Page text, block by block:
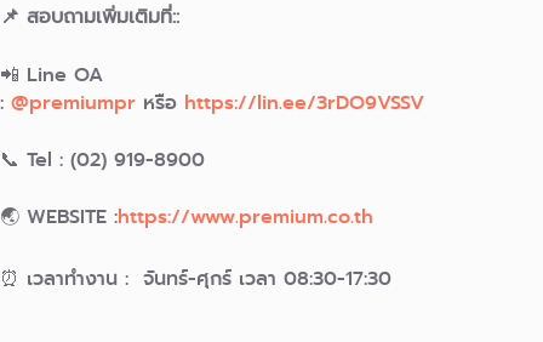
📌 สอบถามเพิ่มเติมที่::
📲 Line OA
: @premiumpr หรือ https://lin.ee/3rDO9VSSV
📞 Tel : (02) 919-8900
🌏 WEBSITE :https://www.premium.co.th
⏰ เวลาทำงาน : จันทร์-ศุกร์ เวลา 08:30-17:30